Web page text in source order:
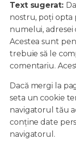
Text sugerat:
nostru, poți opta
numelui, adresei
Acestea sunt
trebuie să le
comentariu.
Dacă mergi la
seta un cookie
navigatorul tău
conține date
navigatorul.